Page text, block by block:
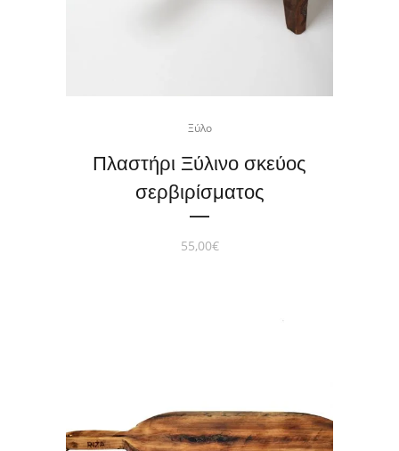
Ξύλο
Πλαστήρι Ξύλινο σκεύος
σερβιρίσματος
55,00€